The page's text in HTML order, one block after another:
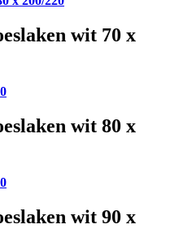
wit 70 x
wit 80 x
wit 90 x